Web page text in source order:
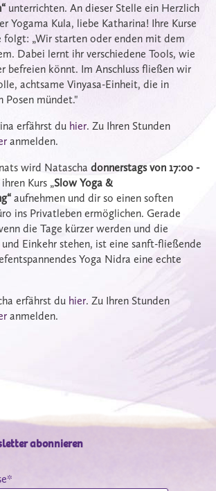
unterrichten. An dieser Stelle ein Herzlich
Yogama Kula, liebe Katharina! Ihre Kurse
folgt: „Wir starten oder enden mit dem
Dabei lernt ihr verschiedene Tools, wie
befreien könnt. Im Anschluss fließen wir
achtsame Vinyasa-Einheit, die in
Posen mündet."
erfährst du hier. Zu Ihren Stunden
anmelden.
wird Natascha donnerstags von 17:00 -
Kurs „Slow Yoga &
aufnehmen und dir so einen soften
ins Privatleben ermöglichen. Gerade
die Tage kürzer werden und die
Einkehr stehen, ist eine sanft-fließende
Yoga Nidra eine echte
erfährst du hier. Zu Ihren Stunden
anmelden.
abonnieren